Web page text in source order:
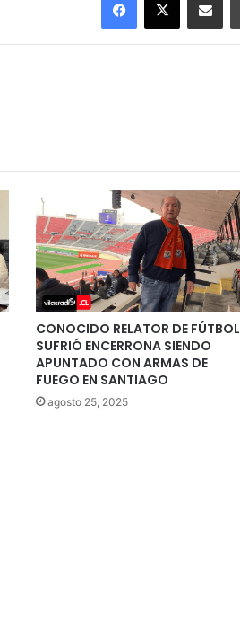
CONOCIDO RELATOR DE FÚTBOL
SUFRIÓ ENCERRONA SIENDO
APUNTADO CON ARMAS DE
FUEGO EN SANTIAGO
agosto 25, 2025